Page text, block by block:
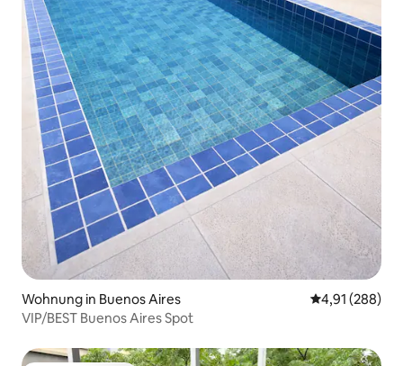
Wohnung in Buenos Aires
4,91 (288)
VIP/BEST Buenos Aires Spot